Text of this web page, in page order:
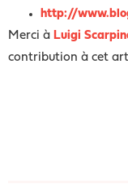
http://
Merci à Luigi
contribution à cet